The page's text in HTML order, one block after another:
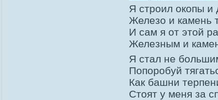
Я строил окопы и
Железо и камень
И сам я от этой
Железным и
Я стал не
Попоробуй
Как башни
Стоят у меня за